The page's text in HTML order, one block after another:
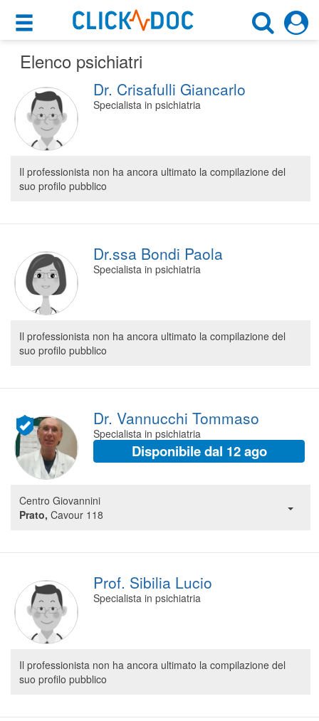
×
Motore di ricerca
×
Cerca uno specialista
Psichiatra
Cosa possiamo offrirti
Per i pazienti
Prenota una visita
Ricerca specialisti
Consulti online
Per gli specialisti
Prenotazioni online
Planner e rubrica in cloud
Segreteria virtuale
Elenco psichiatri
Dr. Crisafulli Giancarlo
Specialista in psichiatria
Il professionista non ha ancora ultimato la compilazione del
suo profilo pubblico
Dr.ssa Bondi Paola
Specialista in psichiatria
Il professionista non ha ancora ultimato la compilazione del
suo profilo pubblico
Dr. Vannucchi Tommaso
Specialista in psichiatria
Disponibile dal 12 ago
Centro Giovannini
Prato, Cavour 118
Prof. Sibilia Lucio
Specialista in psichiatria
Il professionista non ha ancora ultimato la compilazione del
suo profilo pubblico